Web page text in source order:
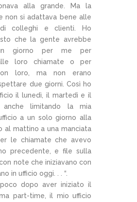
alla grande. Ma la
non si adattava bene alle
colleghi e clienti. Ho
che la gente avrebbe
giorno per me per
loro chiamate o per
loro, ma non erano
due giorni. Così ho
il lunedì, il martedì e il
anche limitando la mia
a un solo giorno alla
al mattino a una manciata
le chiamate che avevo
precedente, e file sulla
note che iniziavano con
in ufficio oggi. . . “.
dopo aver iniziato il
part-time, il mio ufficio